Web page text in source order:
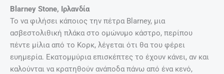
Blarney Stone, Ιρλανδία
Το να φιλήσει κάποιος την πέτρα Blarney, μια
ασβεστολιθική πλάκα στο ομώνυμο κάστρο, περίπου
πέντε μίλια από το Κορκ, λέγεται ότι θα του φέρει
ευημερία. Εκατομμύρια επισκέπτες το έχουν κάνει, αν και
καλούνται να κρατηθούν ανάποδα πάνω από ένα κενό,